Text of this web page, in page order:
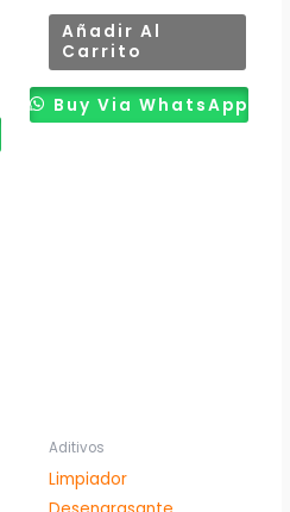
Añadir Al
Carrito
Buy Via WhatsApp
Aditivos
Limpiador